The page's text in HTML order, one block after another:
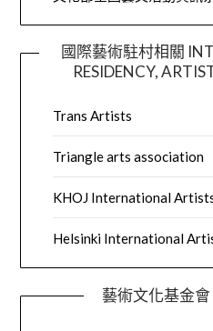
國際藝術駐村相關
RESIDENCY,
Trans Artists
Triangle arts association
KHOJ International
Helsinki International
藝術文化基金